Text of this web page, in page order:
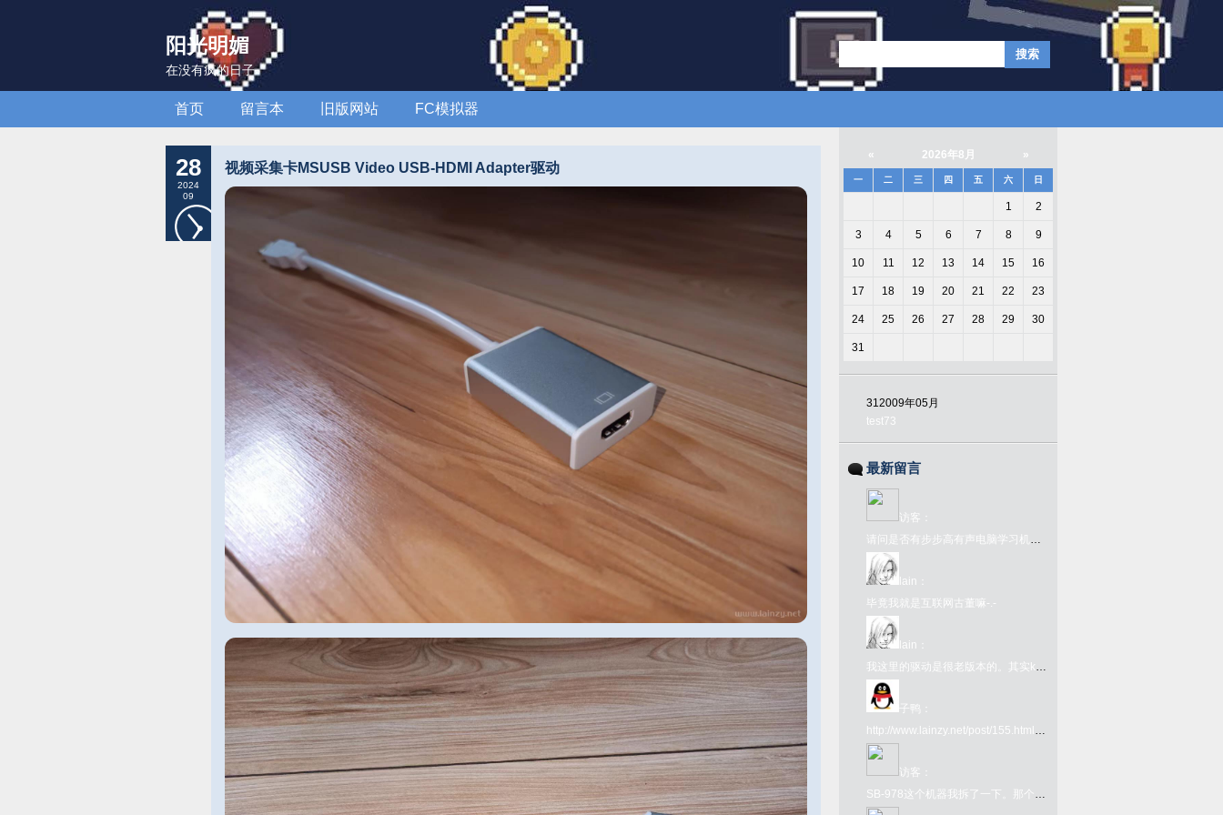
阳光明媚
在没有疯的日子
首页 留言本 旧版网站 FC模拟器
28
2024
09
视频采集卡MSUSB Video USB-HDMI Adapter驱动
« 2026年8月 »
一 二 三 四 五 六 日
1 2
3 4 5 6 7 8 9
10 11 12 13 14 15 16
17 18 19 20 21 22 23
24 25 26 27 28 29 30
31
312009年05月
test73
最新留言
访客
请问是否有步步高有声电脑学习机语音1号或2号的ROM文件？
lain
毕竟我就是互联网古董嘛-.-
lain
我这里的驱动是很老版本的。其实kx驱动网上很好下载啊。在github上有kx驱动的下载链接：https://github.com/kxproject/kX-Audio-driver-binaries
子鸭
http://www.lainzy.net/post/155.html您好 这个百度网盘链接里面的文件是否还能下载 很难找
访客
SB-978这个机器我拆了一下。那个FC转接卡内部其实是一个牛屎版的UM6561，所以那个转接卡本身就是个FC了，插到978上只为了取电和接入手柄键盘吧就。978本体是另一颗牛屎，看不出任何型号。很奇葩的一个主机型号了。